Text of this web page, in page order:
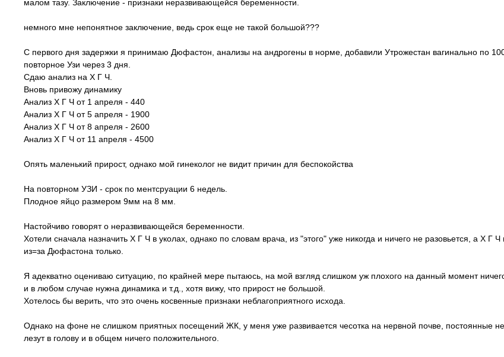
малом тазу. Заключение - признаки неразвивающейся беременности.
немного мне непонятное заключение, ведь срок еще не такой большой???
С первого дня задержки я принимаю Дюфастон, анализы на андрогены в норме, добавили Утрожестан вагинально по
повторное Узи через 3 дня.
Сдаю анализ на Х Г Ч.
Вновь привожу динамику
Анализ Х Г Ч от 1 апреля - 440
Анализ Х Г Ч от 5 апреля - 1900
Анализ Х Г Ч от 8 апреля - 2600
Анализ Х Г Ч от 11 апреля - 4500
Опять маленький прирост, однако мой гинеколог не видит причин для беспокойства
На повторном УЗИ - срок по ментсруации 6 недель.
Плодное яйцо размером 9мм на 8 мм.
Настойчиво говорят о неразвивающейся беременности.
Хотели сначала назначить Х Г Ч в уколах, однако по словам врача, из "этого" уже никогда и ничего не разовьется, а Х Г
из=за Дюфастона только.
Я адекватно оцениваю ситуацию, по крайней мере пытаюсь, на мой взгляд слишком уж плохого на данный момент
и в любом случае нужна динамика и т.д., хотя вижу, что прирост не большой.
Хотелось бы верить, что это очень косвенные признаки неблагоприятного исхода.
Однако на фоне не слишком приятных посещений ЖК, у меня уже развивается чесотка на нервной почве, постоянные
лезут в голову и в общем ничего положительного.